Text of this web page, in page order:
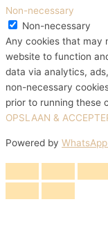
Non-necessary
Non-necessary
Any cookies that may
website to function
data via analytics,
non-necessary
prior to running these
OPSLAAN &
Powered by